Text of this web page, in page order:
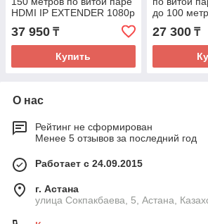
HDMI IP EXTENDER 1080p
37 950 ₸
Купить
до 100
UltraHD 4K
27 300₸
О нас
Рейтинг не сформирован
Менее 5 отзывов за последний год
Работает с 24.09.2015
г. Астана
улица Сокпакбаева, 5, Астана,